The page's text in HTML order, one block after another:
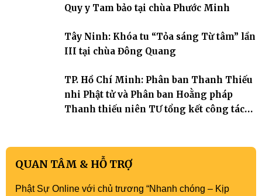
trang quý báu, gieo những hạt giống thiện l
Quy y Tam bảo tại chùa Phước Minh
Tây Ninh: Khóa tu “Tỏa sáng Từ tâm” lần
III tại chùa Đông Quang
TP. Hồ Chí Minh: Phân ban Thanh Thiếu
nhi Phật tử và Phân ban Hoằng pháp
Thanh thiếu niên TƯ tổng kết công tác
QUAN TÂM & HỖ TRỢ
Phật Sự Online với chủ trương “Nhanh chóng – Kịp